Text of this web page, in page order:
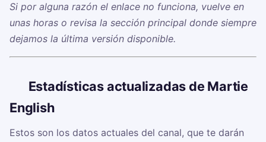
Si por alguna razón el enlace no funciona, vuelve en
unas horas o revisa la sección principal donde siempre
dejamos la última versión disponible.
Estadísticas actualizadas de Martie
English
Estos son los datos actuales del canal, que te darán